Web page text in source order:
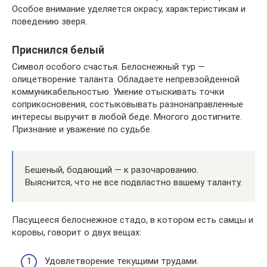
Особое внимание уделяется окрасу, характеристикам и
поведению зверя.
Приснился белый
Символ особого счастья. Белоснежный тур —
олицетворение таланта. Обладаете непревзойденной
коммуникабельностью. Умение отыскивать точки
соприкосновения, состыковывать разнонаправленные
интересы выручит в любой беде. Многого достигните.
Признание и уважение по судьбе.
Бешеный, бодающий — к разочарованию.
Выяснится, что не все подвластно вашему таланту.
Пасущееся белоснежное стадо, в котором есть самцы и
коровы, говорит о двух вещах:
Удовлетворение текущими трудами.